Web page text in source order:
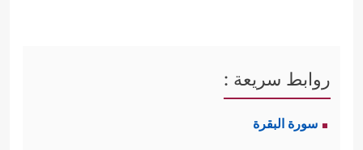
روابط سريعة :
سورة البقرة